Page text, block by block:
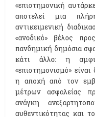
«επιστημονική
αποτελεί μια
αντικειμενική
«ανοδικό» βέλος
πανδημική δημόσια
κάτι άλλο: η
«επιστημονισμό»
η αποχή από τον
μέτρων ασφαλείας
ανάγκη
αυθεντικότητας και